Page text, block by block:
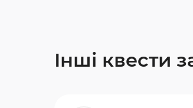
Інші квести